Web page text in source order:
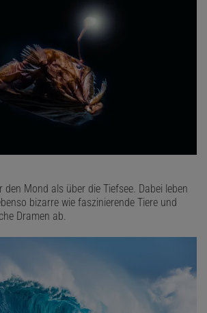
den Mond als über die Tiefsee. Dabei leben
bizarre wie faszinierende Tiere und
Dramen ab.